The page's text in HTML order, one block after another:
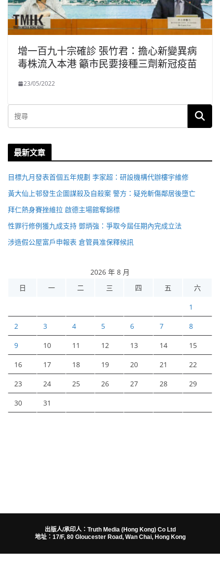
增一百九十宗確診 張竹君：擔心新變異病
毒株流入本港 籲市民要接種三劑新冠疫苗
23/05/2022
最新文章
目標九月發表首個五年規劃 李家超：研設機構代辦樓宇維修
黃大仙上邨發生企圖謀殺及自殺案 警方：疑兇斬傷鄰居後墮亡
拜仁熱身賽挫維拉 啟德主場館奪錦標
性罪行修例獲九成支持 鄧炳強：爭取今屆任期內完成立法
涉造假公屋富戶申報表 倉管員准保釋候訊
2026 年 8 月
日
一 二 三 四 五 六
1
2 3 4 5 6 7 8
9 10 11 12 13 14 15
16 17 18 19 20 21 22
23 24 25 26 27 28 29
30 31
出版人/承印人：Truth Media (Hong Kong) Co Ltd
地址：17/F, 80 Gloucester Road, Wan Chai, Hong Kong